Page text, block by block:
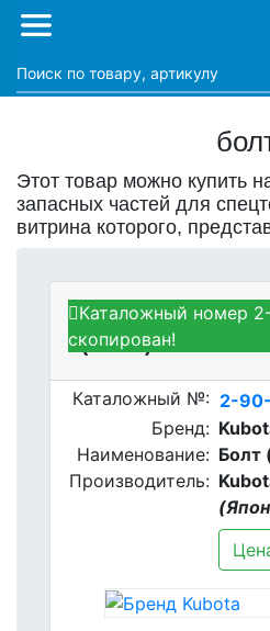
Этот товар можно купить
запасных частей для
витрина которого,
Kubota 2-90-424-
(BOLT)
Каталожный №: 2-
Бренд:
Наименование: Болт
Производитель:
Каталожный номер
скопирован!